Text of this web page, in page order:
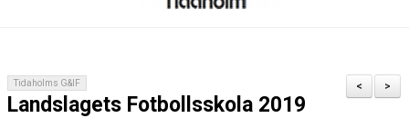
FÖRENINGEN
>
<
Tidaholms G&IF
Landslagets Fotbollsskola 2019